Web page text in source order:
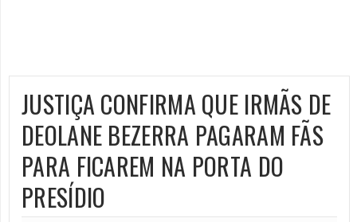
JUSTIÇA CONFIRMA QUE IRMÃS DE
DEOLANE BEZERRA PAGARAM FÃS
PARA FICAREM NA PORTA DO
PRESÍDIO